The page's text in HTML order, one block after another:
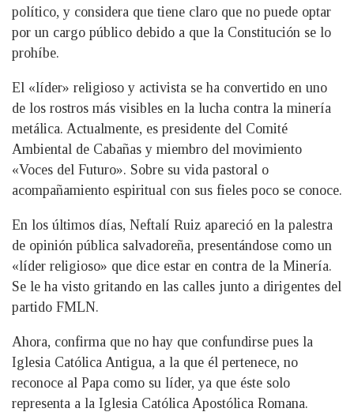
político, y considera que tiene claro que no puede optar
por un cargo público debido a que la Constitución se lo
prohíbe.
El «líder» religioso y activista se ha convertido en uno
de los rostros más visibles en la lucha contra la minería
metálica. Actualmente, es presidente del Comité
Ambiental de Cabañas y miembro del movimiento
«Voces del Futuro». Sobre su vida pastoral o
acompañamiento espiritual con sus fieles poco se conoce.
En los últimos días, Neftalí Ruiz apareció en la palestra
de opinión pública salvadoreña, presentándose como un
«líder religioso» que dice estar en contra de la Minería.
Se le ha visto gritando en las calles junto a dirigentes del
partido FMLN.
Ahora, confirma que no hay que confundirse pues la
Iglesia Católica Antigua, a la que él pertenece, no
reconoce al Papa como su líder, ya que éste solo
representa a la Iglesia Católica Apostólica Romana.